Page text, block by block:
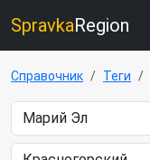
SpravkaRegion
Справочник Теги